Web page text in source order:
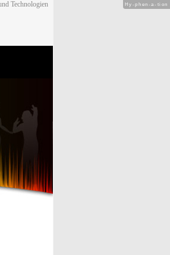
Technologien
Hy-phen-a-tion